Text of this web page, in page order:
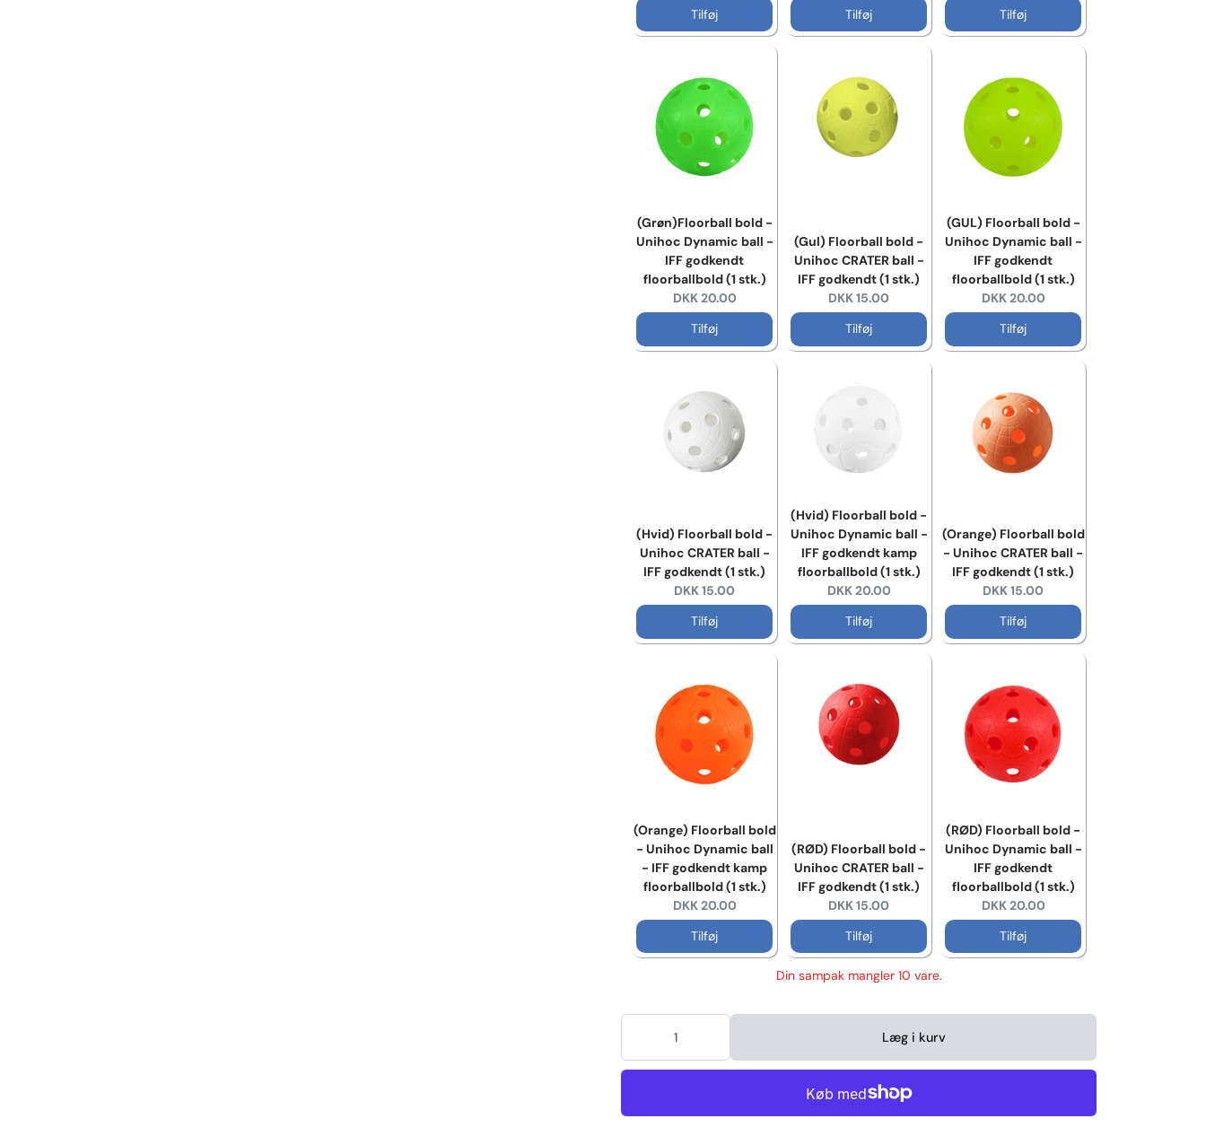
Tilføj
Tilføj
Tilføj
(Grøn)Floorball bold -
Unihoc Dynamic ball -
IFF godkendt
floorballbold (1 stk.)
Current price:
DKK 20.00
Tilføj
(Gul) Floorball bold -
Unihoc CRATER ball -
IFF godkendt (1 stk.)
Current price:
DKK 15.00
Tilføj
(GUL) Floorball bold -
Unihoc Dynamic ball -
IFF godkendt
floorballbold (1 stk.)
Current price:
DKK 20.00
Tilføj
(Hvid) Floorball bold -
Unihoc CRATER ball -
IFF godkendt (1 stk.)
Current price:
DKK 15.00
Tilføj
(Hvid) Floorball bold -
Unihoc Dynamic ball -
IFF godkendt kamp
floorballbold (1 stk.)
Current price:
DKK 20.00
Tilføj
(Orange) Floorball bold
- Unihoc CRATER ball -
IFF godkendt (1 stk.)
Current price:
DKK 15.00
Tilføj
(Orange) Floorball bold
- Unihoc Dynamic ball
- IFF godkendt kamp
floorballbold (1 stk.)
Current price:
DKK 20.00
Tilføj
(RØD) Floorball bold -
Unihoc CRATER ball -
IFF godkendt (1 stk.)
Current price:
DKK 15.00
Tilføj
(RØD) Floorball bold -
Unihoc Dynamic ball -
IFF godkendt
floorballbold (1 stk.)
Current price:
DKK 20.00
Tilføj
Din sampak mangler 10 vare.
Læg i kurv